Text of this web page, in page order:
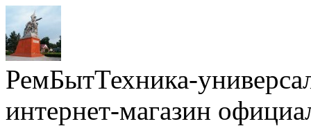
РемБытТехника-
интернет-магазин